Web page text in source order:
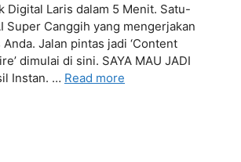
Digital Laris dalam 5 Menit. Satu-
Super Canggih yang mengerjakan
Jalan pintas jadi ‘Content
dimulai di sini. SAYA MAU JADI
Instan. … Read more